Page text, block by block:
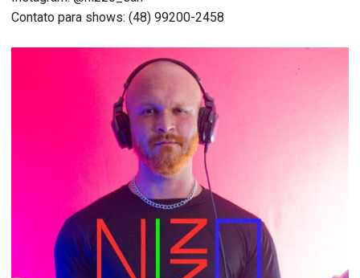
Contato para shows: (48) 99200-2458